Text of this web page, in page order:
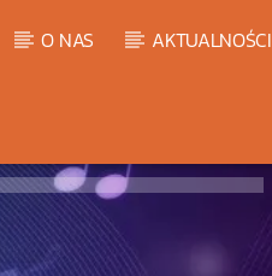
O NAS AKTUALNOŚCI